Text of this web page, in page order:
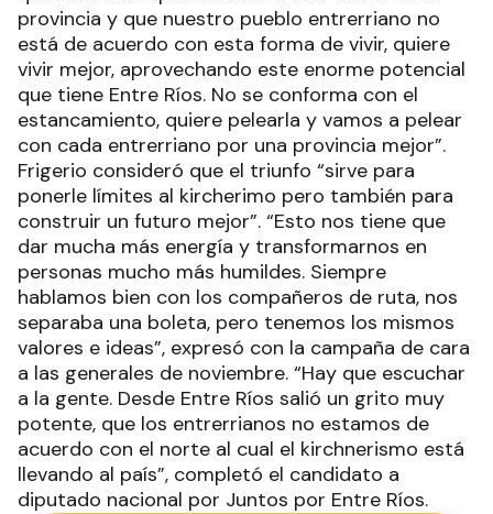
provincia y que nuestro pueblo entrerriano no
está de acuerdo con esta forma de vivir, quiere
vivir mejor, aprovechando este enorme potencial
que tiene Entre Ríos. No se conforma con el
estancamiento, quiere pelearla y vamos a pelear
con cada entrerriano por una provincia mejor”.
Frigerio consideró que el triunfo “sirve para
ponerle límites al kircherimo pero también para
construir un futuro mejor”. “Esto nos tiene que
dar mucha más energía y transformarnos en
personas mucho más humildes. Siempre
hablamos bien con los compañeros de ruta, nos
separaba una boleta, pero tenemos los mismos
valores e ideas”, expresó con la campaña de cara
a las generales de noviembre. “Hay que escuchar
a la gente. Desde Entre Ríos salió un grito muy
potente, que los entrerrianos no estamos de
acuerdo con el norte al cual el kirchnerismo está
llevando al país”, completó el candidato a
diputado nacional por Juntos por Entre Ríos.